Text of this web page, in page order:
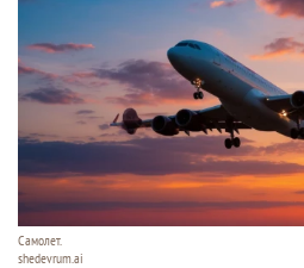
Самолет.
shedevrum.ai